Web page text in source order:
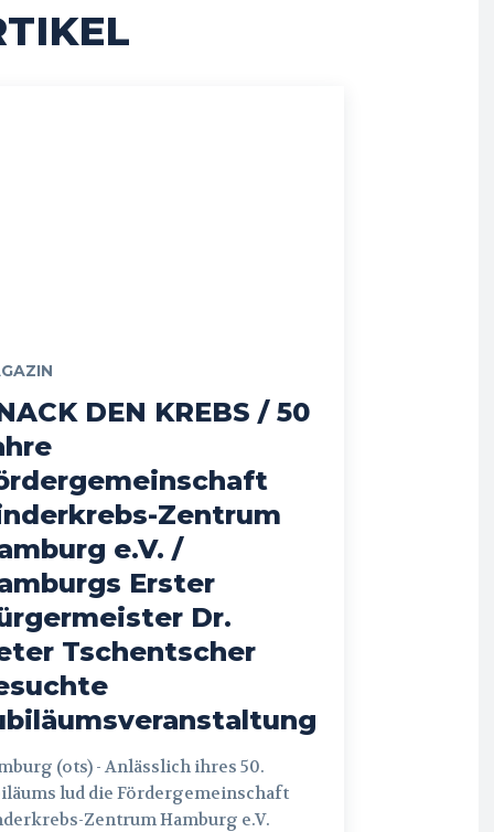
DEN KREBS / 50
Zentrum
e.V. /
Erster
Dr.
Tschentscher
(ots) - Anlässlich ihres 50.
lud die Fördergemeinschaft
Zentrum Hamburg e.V.